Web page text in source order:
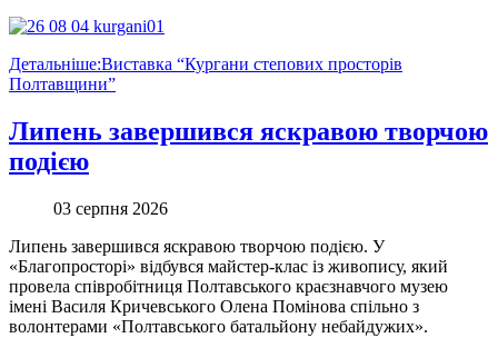
Детальніше:Виставка “Кургани степових просторів
Полтавщини”
Липень завершився яскравою творчою
подією
03 серпня 2026
Липень завершився яскравою творчою подією. У
«Благопросторі» відбувся майстер-клас із живопису, який
провела співробітниця Полтавського краєзнавчого музею
імені Василя Кричевського Олена Помінова спільно з
волонтерами «Полтавського батальйону небайдужих».